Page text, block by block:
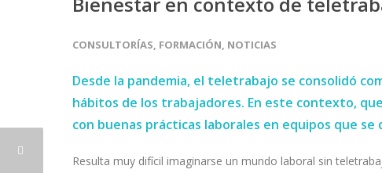
CONSULTORÍAS, FORMACIÓN, NOTICIAS
Desde la pandemia, el teletrabajo se consolidó
hábitos de los trabajadores. En este contexto,
con buenas prácticas laborales en equipos que
Resulta muy difícil imaginarse un mundo laboral sin